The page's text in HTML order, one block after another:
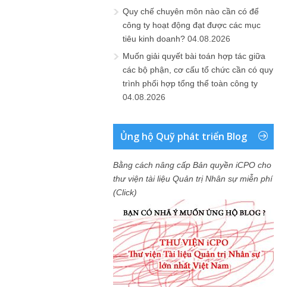
Quy chế chuyên môn nào cần có để
công ty hoạt động đạt được các mục
tiêu kinh doanh? 04.08.2026
Muốn giải quyết bài toán hợp tác giữa
các bộ phận, cơ cấu tổ chức cần có quy
trình phối hợp tổng thể toàn công ty
04.08.2026
Ủng hộ Quỹ phát triển Blog
Bằng cách nâng cấp Bản quyền iCPO cho
thư viện tài liệu Quản trị Nhân sự miễn phí
(Click)